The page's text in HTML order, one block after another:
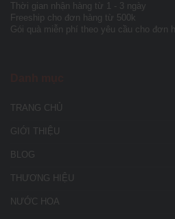
Thời gian nhận hàng từ 1 - 3 ngày
Freeship cho đơn hàng từ 500k
Gói quà miễn phí theo yêu cầu cho đơn
TRANG CHỦ
GIỚI THIỆU
BLOG
THƯƠNG HIỆU
NƯỚC HOA